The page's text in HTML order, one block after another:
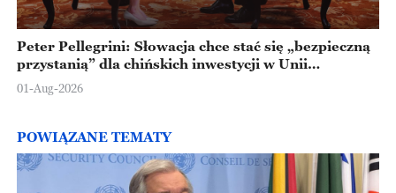
Peter Pellegrini: Słowacja chce stać się „bezpieczną
przystanią” dla chińskich inwestycji w Unii
Europejskiej
01-Aug-2026
POWIĄZANE TEMATY